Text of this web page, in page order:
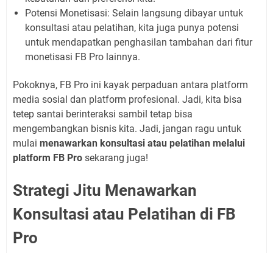
Potensi Monetisasi: Selain langsung dibayar untuk
konsultasi atau pelatihan, kita juga punya potensi
untuk mendapatkan penghasilan tambahan dari fitur
monetisasi FB Pro lainnya.
Pokoknya, FB Pro ini kayak perpaduan antara platform
media sosial dan platform profesional. Jadi, kita bisa
tetep santai berinteraksi sambil tetap bisa
mengembangkan bisnis kita. Jadi, jangan ragu untuk
mulai menawarkan konsultasi atau pelatihan melalui
platform FB Pro sekarang juga!
Strategi Jitu Menawarkan
Konsultasi atau Pelatihan di FB
Pro